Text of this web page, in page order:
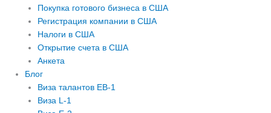
Покупка готового бизнеса в США
Регистрация компании в США
Налоги в США
Открытие счета в США
Анкета
Блог
Виза талантов EB-1
Виза L-1